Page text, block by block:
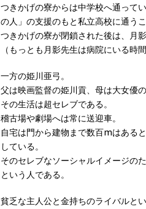
つきかげの寮からは中学校へ通って
の人」の支援のもと私立高校に通うこ
つきかげの寮が閉鎖された後は、月
（もっとも月影先生は病院にいる時
一方の姫川亜弓。
父は映画監督の姫川貢、母は大女優
その生活は超セレブである。
稽古場や劇場へは常に送迎車。
自宅は門から建物まで数百mはある
している。
そのセレブなソーシャルイメージの
という人である。
貧乏な主人公と金持ちのライバルと